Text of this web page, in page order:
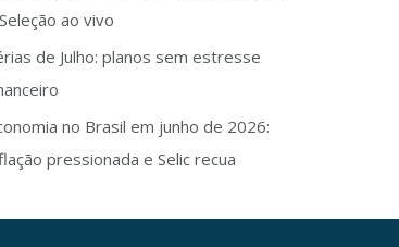
ao vivo
de Julho: planos sem estresse
no Brasil em junho de 2026:
pressionada e Selic recua